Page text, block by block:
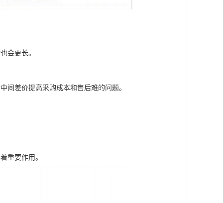
会更长。
间差价提高采购成本和售后难的问题。
重要作用。